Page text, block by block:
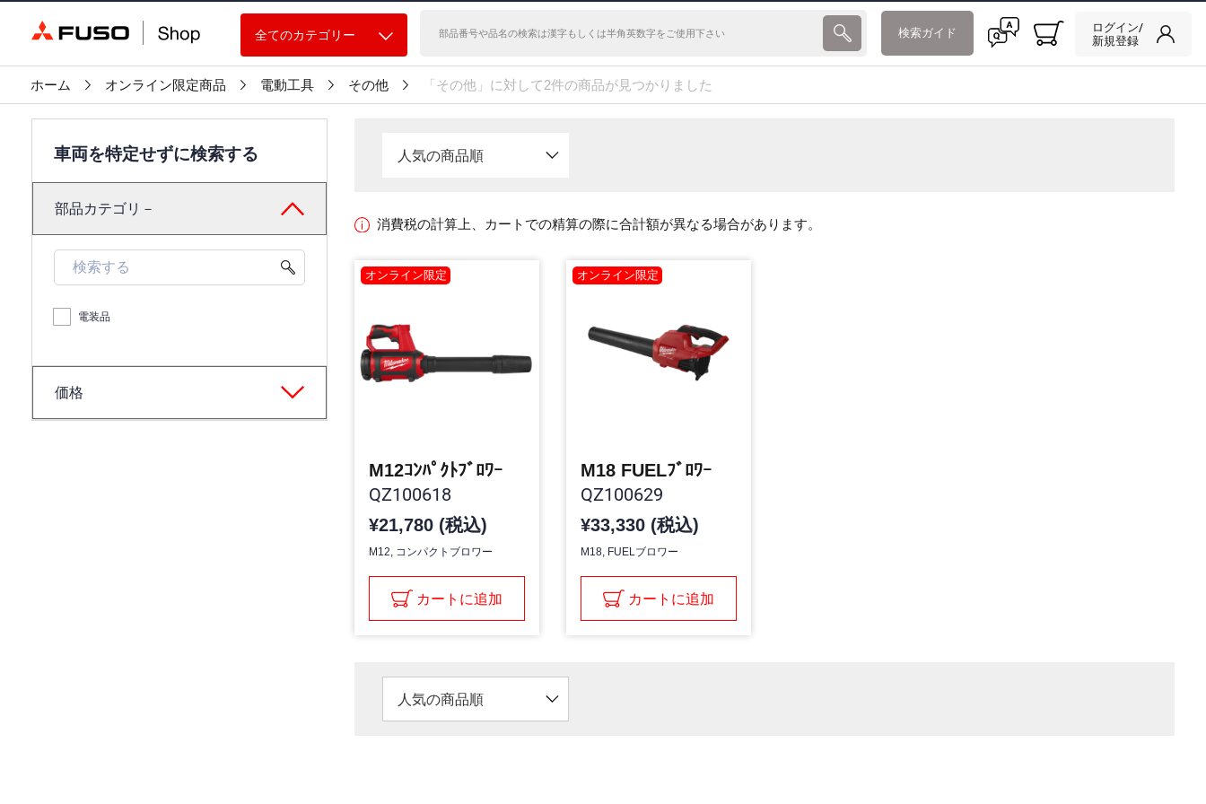
全てのカテゴリー 検索ガイド
ログイン/
新規登録
ホーム オンライン限定商品 電動工具 その他 「その他」に対して2件の商品が見つかりました
車両を特定せずに検索する
部品カテゴリ－
電装品
価格
人気の商品順
消費税の計算上、カートでの精算の際に合計額が異なる場合があります。
オンライン限定
M12ｺﾝﾊﾟｸﾄﾌﾞﾛﾜｰ
QZ100618
¥21,780 (税込)
M12, コンパクトブロワー
カートに追加
オンライン限定
M18 FUELﾌﾞﾛﾜｰ
QZ100629
¥33,330 (税込)
M18, FUELブロワー
カートに追加
人気の商品順